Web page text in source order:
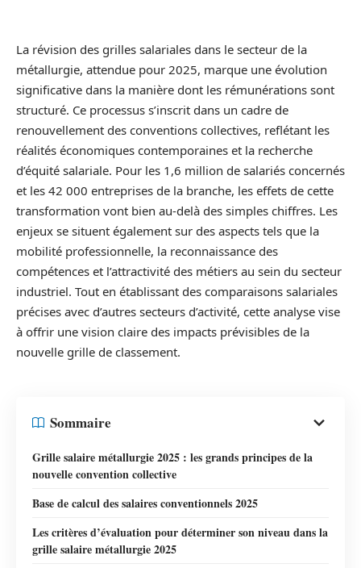
La révision des grilles salariales dans le secteur de la
métallurgie, attendue pour 2025, marque une évolution
significative dans la manière dont les rémunérations sont
structuré. Ce processus s’inscrit dans un cadre de
renouvellement des conventions collectives, reflétant les
réalités économiques contemporaines et la recherche
d’équité salariale. Pour les 1,6 million de salariés concernés
et les 42 000 entreprises de la branche, les effets de cette
transformation vont bien au-delà des simples chiffres. Les
enjeux se situent également sur des aspects tels que la
mobilité professionnelle, la reconnaissance des
compétences et l’attractivité des métiers au sein du secteur
industriel. Tout en établissant des comparaisons salariales
précises avec d’autres secteurs d’activité, cette analyse vise
à offrir une vision claire des impacts prévisibles de la
nouvelle grille de classement.
Sommaire
Grille salaire métallurgie 2025 : les grands principes de la
nouvelle convention collective
Base de calcul des salaires conventionnels 2025
Les critères d’évaluation pour déterminer son niveau dans la
grille salaire métallurgie 2025